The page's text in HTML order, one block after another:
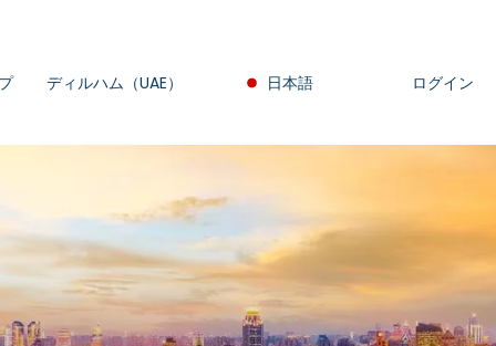
ディルハム（UAE） 日本語 ログイン